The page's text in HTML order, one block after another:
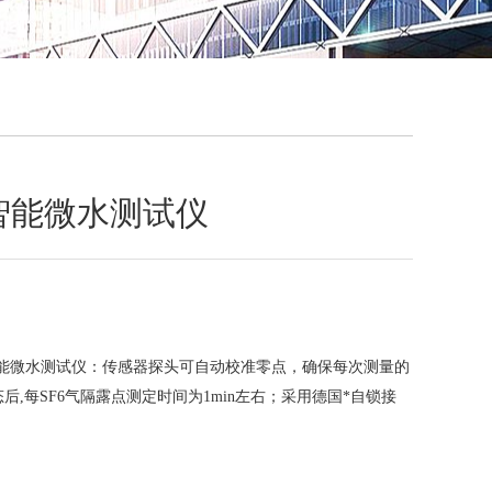
在线咨
QQ
能微水测试仪
微水测试仪：传感器探头可自动校准零点，确保每次测量的
,每SF6气隔露点测定时间为1min左右；采用德国*自锁接